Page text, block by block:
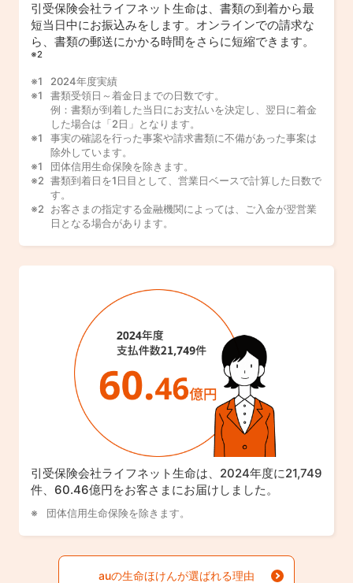
引受保険会社ライフネット生命は、書類の到着から最
短当日中にお振込みをします。オンラインでの請求な
ら、書類の郵送にかかる時間をさらに短縮できます。
※2
2024年度実績
書類受領日～着金日までの日数です。
例：書類が到着した当日にお支払いを決定し、翌日に着金
した場合は「2日」となります。
事実の確認を行った事案や請求書類に不備があった事案は
除外しています。
団体信用生命保険を除きます。
書類到着日を1日目として、営業日ベースで計算した日数で
す。
お客さまの指定する金融機関によっては、ご入金が翌営業
日となる場合があります。
引受保険会社ライフネット生命は、2024年度に21,749
件、60.46億円をお客さまにお届けしました。
団体信用生命保険を除きます。
auの生命ほけんが選ばれる理由